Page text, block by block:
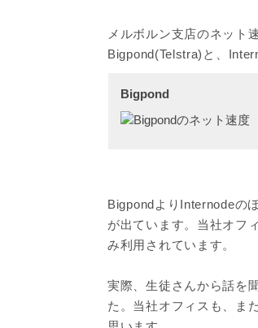
メルボルン支店のネット
Bigpond(Telstra)と、
Bigpond
BigpondよりInternodeの
が出ています。当社オフ
み利用されています。
実際、生徒さんから話を
た。当社オフィスも、ま